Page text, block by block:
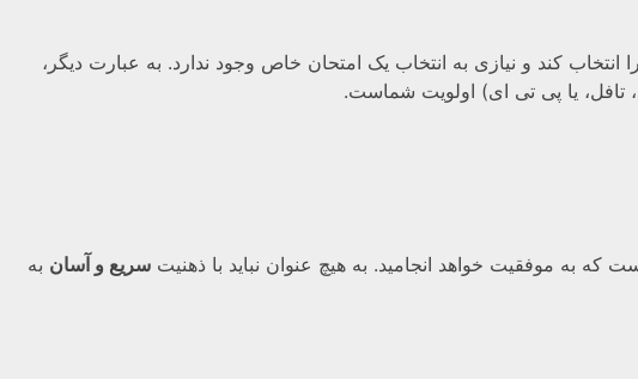
انتخاب کند و نیازی به انتخاب یک امتحان خاص وجود ندارد. به عبارت دیگر،
تافل، یا پی تی ای) اولویت شماست.
که به موفقیت خواهد انجامید. به هیچ عنوان نباید با ذهنیت سریع و آسان به